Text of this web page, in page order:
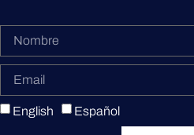
English Español